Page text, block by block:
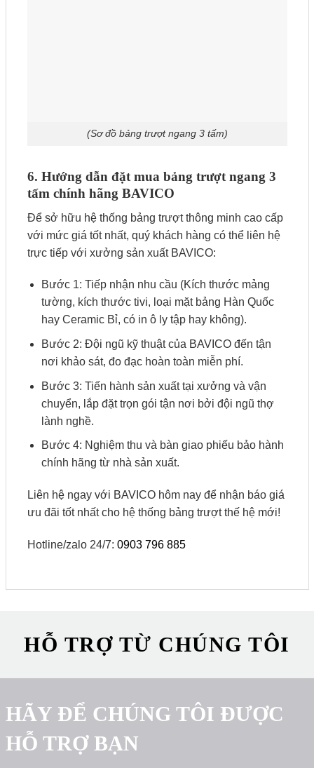
(Sơ đồ bảng trượt ngang 3 tấm)
6. Hướng dẫn đặt mua bảng trượt ngang 3
tấm chính hãng BAVICO
Để sở hữu hệ thống bảng trượt thông minh cao cấp
với mức giá tốt nhất, quý khách hàng có thể liên hệ
trực tiếp với xưởng sản xuất BAVICO:
Bước 1: Tiếp nhận nhu cầu (Kích thước mảng
tường, kích thước tivi, loại mặt bảng Hàn Quốc
hay Ceramic Bỉ, có in ô ly tập hay không).
Bước 2: Đội ngũ kỹ thuật của BAVICO đến tận
nơi khảo sát, đo đạc hoàn toàn miễn phí.
Bước 3: Tiến hành sản xuất tại xưởng và vận
chuyển, lắp đặt trọn gói tận nơi bởi đội ngũ thợ
lành nghề.
Bước 4: Nghiệm thu và bàn giao phiếu bảo hành
chính hãng từ nhà sản xuất.
Liên hệ ngay với BAVICO hôm nay để nhận báo giá
ưu đãi tốt nhất cho hệ thống bảng trượt thế hệ mới!
Hotline/zalo 24/7: 0903 796 885
HỖ TRỢ TỪ CHÚNG TÔI
HÃY ĐỂ CHÚNG TÔI ĐƯỢC
HỖ TRỢ BẠN